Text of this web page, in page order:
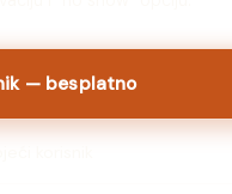
— besplatno